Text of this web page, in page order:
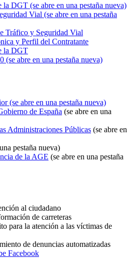
la DGT (se abre en una pestaña nueva)
Vial (se abre en una pestaña
Tráfico y Seguridad Vial
y Perfil del Contratante
la DGT
(se abre en una pestaña nueva)
(se abre en una pestaña nueva)
de España (se abre en una
Administraciones Públicas (se abre en
pestaña nueva)
de la AGE (se abre en una pestaña
al ciudadano
de carreteras
para la atención a las víctimas de
de denuncias automatizadas
Facebook